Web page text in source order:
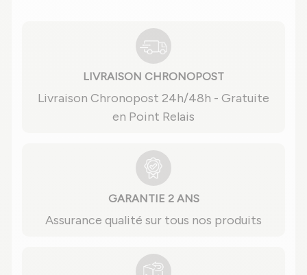
LIVRAISON CHRONOPOST
Livraison Chronopost 24h/48h - Gratuite
en Point Relais
GARANTIE 2 ANS
Assurance qualité sur tous nos produits